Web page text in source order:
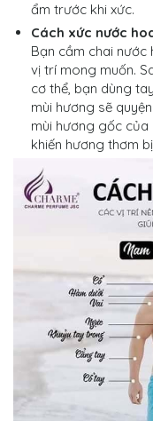
ẩm trước khi xức.
Cách xức nước
Bạn cầm chai
vị trí mong muốn.
cơ thể, bạn dùng
mùi hương sẽ
mùi hương gốc của
khiến hương thơm